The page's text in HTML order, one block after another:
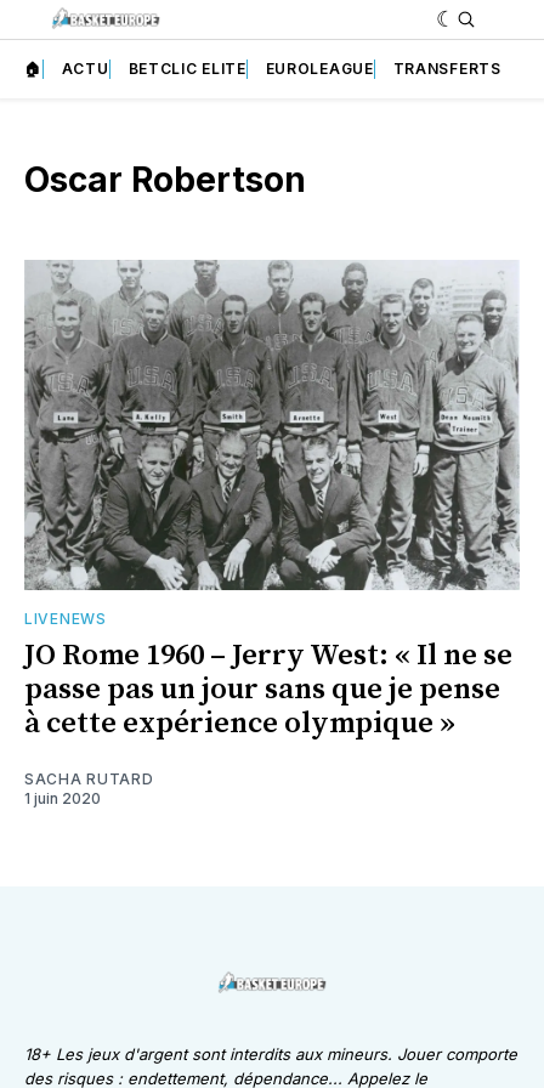
🏠 ACTU BETCLIC ELITE EUROLEAGUE TRANSFERTS
Oscar Robertson
LIVENEWS
JO Rome 1960 – Jerry West: « Il ne se
passe pas un jour sans que je pense
à cette expérience olympique »
SACHA RUTARD
1 juin 2020
18+ Les jeux d'argent sont interdits aux mineurs. Jouer comporte
des risques : endettement, dépendance... Appelez le